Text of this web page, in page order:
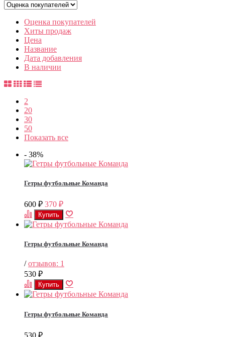
Оценка покупателей
Хиты продаж
Цена
Название
Дата добавления
В наличии
2
20
30
50
Показать все
- 38%
Гетры футбольные Команда
600 ₽ 370 ₽
Гетры футбольные Команда
/отзывов: 1
530 ₽
Гетры футбольные Команда
530 ₽